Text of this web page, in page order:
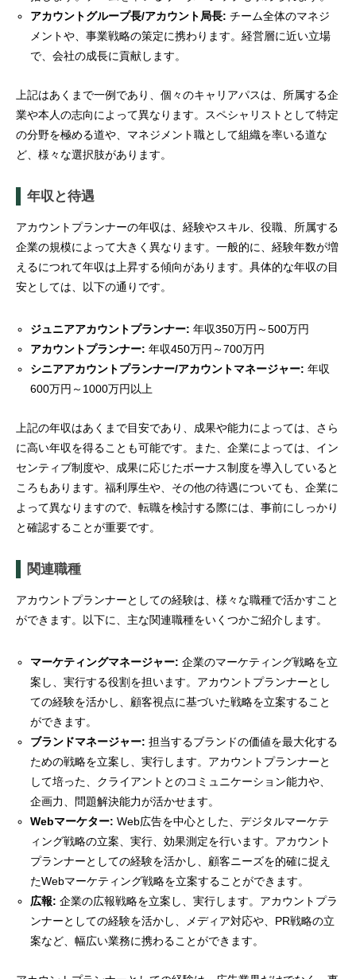
アカウントグループ長/アカウント局長: チーム全体のマネジ
メントや、事業戦略の策定に携わります。経営層に近い立場
で、会社の成長に貢献します。
上記はあくまで一例であり、個々のキャリアパスは、所属する企
業や本人の志向によって異なります。スペシャリストとして特定
の分野を極める道や、マネジメント職として組織を率いる道な
ど、様々な選択肢があります。
年収と待遇
アカウントプランナーの年収は、経験やスキル、役職、所属する
企業の規模によって大きく異なります。一般的に、経験年数が増
えるにつれて年収は上昇する傾向があります。具体的な年収の目
安としては、以下の通りです。
ジュニアアカウントプランナー: 年収350万円～500万円
アカウントプランナー: 年収450万円～700万円
シニアアカウントプランナー/アカウントマネージャー: 年収
600万円～1000万円以上
上記の年収はあくまで目安であり、成果や能力によっては、さら
に高い年収を得ることも可能です。また、企業によっては、イン
センティブ制度や、成果に応じたボーナス制度を導入していると
ころもあります。福利厚生や、その他の待遇についても、企業に
よって異なりますので、転職を検討する際には、事前にしっかり
と確認することが重要です。
関連職種
アカウントプランナーとしての経験は、様々な職種で活かすこと
ができます。以下に、主な関連職種をいくつかご紹介します。
マーケティングマネージャー: 企業のマーケティング戦略を立
案し、実行する役割を担います。アカウントプランナーとし
ての経験を活かし、顧客視点に基づいた戦略を立案すること
ができます。
ブランドマネージャー: 担当するブランドの価値を最大化する
ための戦略を立案し、実行します。アカウントプランナーと
して培った、クライアントとのコミュニケーション能力や、
企画力、問題解決能力が活かせます。
Webマーケター: Web広告を中心とした、デジタルマーケテ
ィング戦略の立案、実行、効果測定を行います。アカウント
プランナーとしての経験を活かし、顧客ニーズを的確に捉え
たWebマーケティング戦略を立案することができます。
広報: 企業の広報戦略を立案し、実行します。アカウントプラ
ンナーとしての経験を活かし、メディア対応や、PR戦略の立
案など、幅広い業務に携わることができます。